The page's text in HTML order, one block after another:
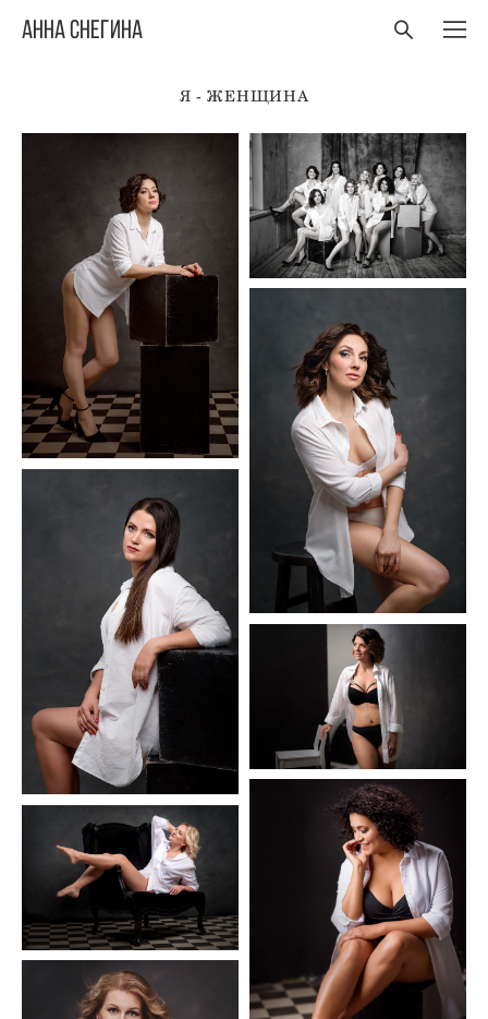
Анна Снегина
Я - ЖЕНЩИНА